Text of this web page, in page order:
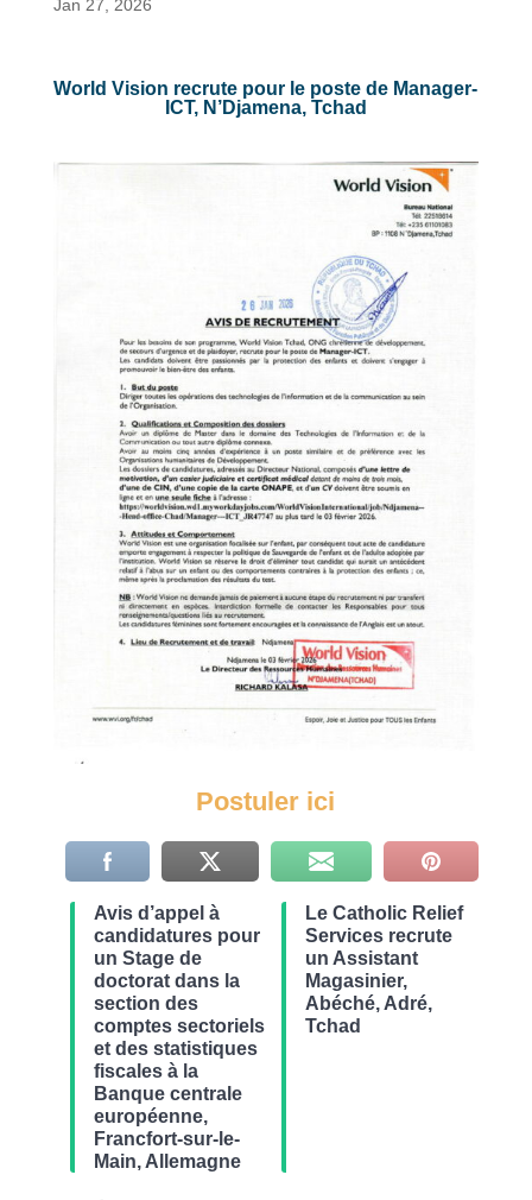
Jan 27, 2026
World Vision recrute pour le poste de Manager-
ICT, N’Djamena, Tchad
Postuler ici
Avis d’appel à
candidatures pour
un Stage de
doctorat dans la
section des
comptes sectoriels
et des statistiques
fiscales à la
Banque centrale
européenne,
Francfort-sur-le-
Main, Allemagne
Le Catholic Relief
Services recrute
un Assistant
Magasinier,
Abéché, Adré,
Tchad